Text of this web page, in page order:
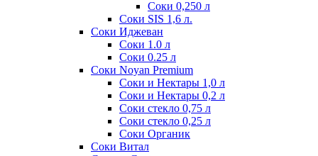
Соки 0,250 л
Соки SIS 1,6 л.
Соки Иджеван
Соки 1.0 л
Соки 0.25 л
Соки Noyan Premium
Соки и Нектары 1,0 л
Соки и Нектары 0,2 л
Соки стекло 0,75 л
Соки стекло 0,25 л
Соки Органик
Соки Витал